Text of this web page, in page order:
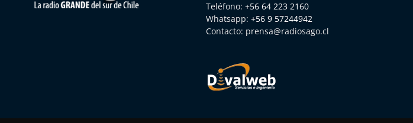
Teléfono: +56 64 223 2160
Whatsapp: +56 9 57244942
Contacto: prensa@radiosago.cl